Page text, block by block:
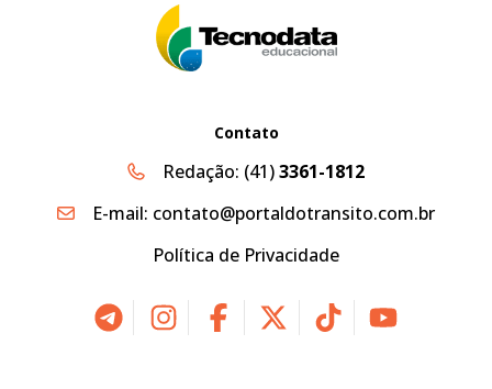
Contato
Redação: (41)3361-1812
E-mail: contato@portaldotransito.com.br
Política de Privacidade